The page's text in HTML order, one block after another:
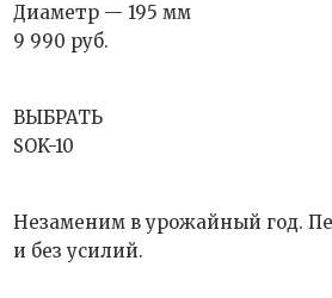
Диаметр — 195 мм
9 990 руб.
ВЫБРАТЬ
SOK-10
Незаменим в урожайный год.
и без усилий.